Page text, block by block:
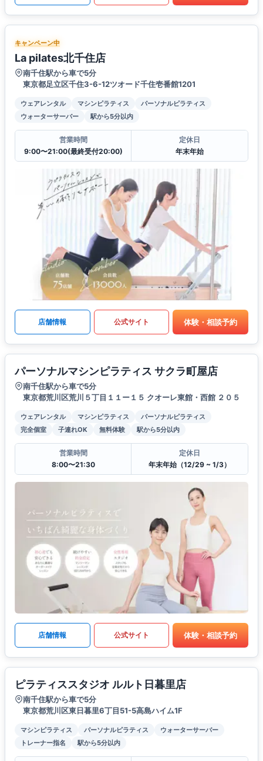
キャンペーン中
La pilates北千住店
南千住駅から車で5分
東京都足立区千住3-6-12ツオード千住壱番館1201
ウェアレンタル マシンピラティス
パーソナルピラティス
ウォーターサーバー
駅から5分以内
営業時間
9:00〜21:00(最終受付20:00)
定休日
年末年始
店舗情報 公式サイト 体験・相談予約
パーソナルマシンピラティス サクラ町屋店
南千住駅から車で5分
東京都荒川区荒川５丁目１１ー１５ クオーレ東館・西館 ２０５
ウェアレンタル マシンピラティス
パーソナルピラティス
完全個室
子連れOK 無料体験 駅から5分以内
営業時間
8:00〜21:30
定休日
年末年始（12/29 ~ 1/3）
店舗情報 公式サイト 体験・相談予約
ピラティススタジオ ルルト日暮里店
南千住駅から車で5分
東京都荒川区東日暮里6丁目51-5高島ハイム1F
マシンピラティス パーソナルピラティス
ウォーターサーバー
トレーナー指名
駅から5分以内